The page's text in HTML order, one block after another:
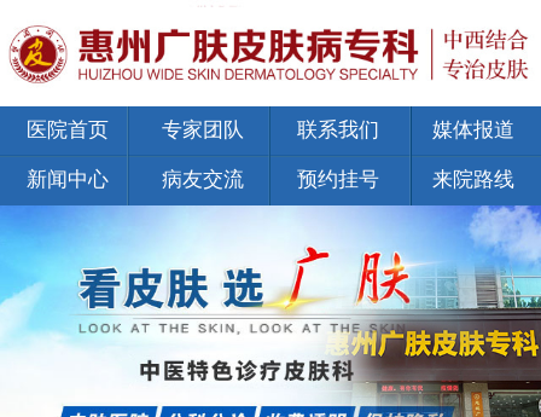
医院首页 专家团队 联系我们 媒体报道
新闻中心 病友交流 预约挂号 来院路线